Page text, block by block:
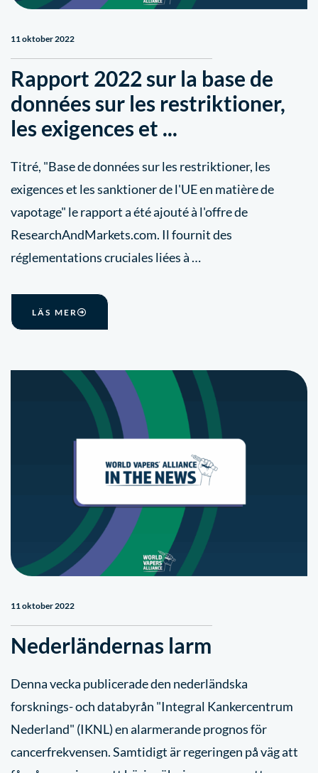
11 oktober 2022
Rapport 2022 sur la base de
données sur les restriktioner,
les exigences et ...
Titré, "Base de données sur les restriktioner, les
exigences et les sanktioner de l'UE en matière de
vapotage" le rapport a été ajouté à l'offre de
ResearchAndMarkets.com. Il fournit des
réglementations cruciales liées à …
LÄS MER
11 oktober 2022
Nederländernas larm
Denna vecka publicerade den nederländska
forsknings- och databyrån "Integral Kankercentrum
Nederland" (IKNL) en alarmerande prognos för
cancerfrekvensen. Samtidigt är regeringen på väg att